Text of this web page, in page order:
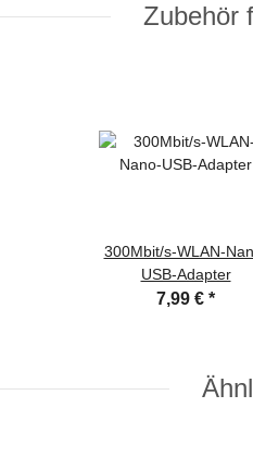
Zubehör
300Mbit/s-WLAN-
USB-Adapter
7,99 € *